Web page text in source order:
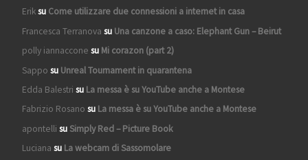
Eriksu Come utilizzare due connessioni a internet in casa
Francesca Terranova su Una canzone a caso: Elephant Gun – Beirut
polly iannaccone su Mi corazon (part 2)
Sappo su Unreal Tournament in quarantena
Edda Balestri su La messa è su YouTube anche a Montese
Fabrizio Rosano su La messa è su YouTube anche a Montese
apontelli suSimply Red – Picture Book
Luciana su La webcam di Sassomolare